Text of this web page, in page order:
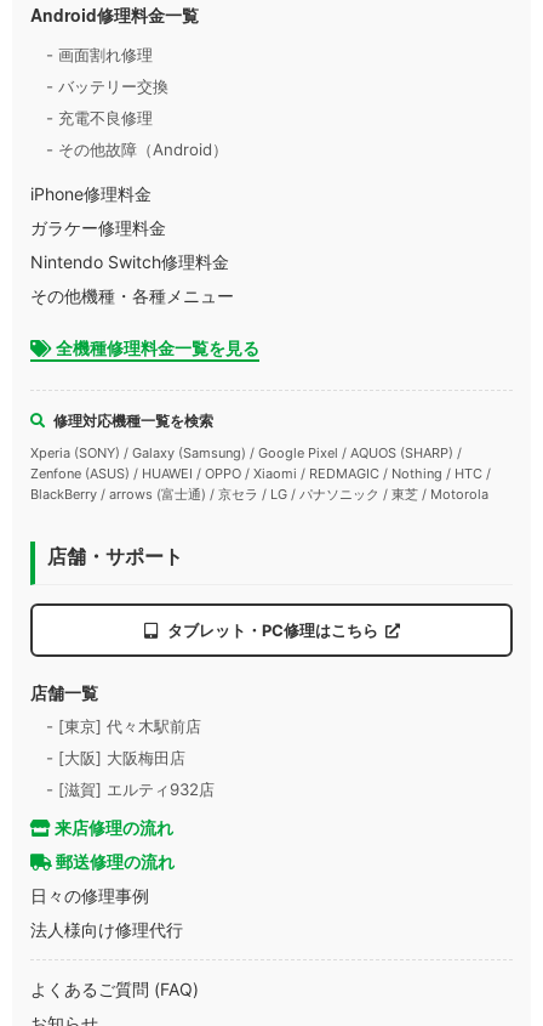
Android修理料金一覧
- 画面割れ修理
- バッテリー交換
- 充電不良修理
- その他故障（Android）
iPhone修理料金
ガラケー修理料金
Nintendo Switch修理料金
その他機種・各種メニュー
全機種修理料金一覧を見る
修理対応機種一覧を検索
Xperia (SONY) / Galaxy (Samsung) / Google Pixel / AQUOS (SHARP) /
Zenfone (ASUS) / HUAWEI / OPPO / Xiaomi / REDMAGIC / Nothing / HTC /
BlackBerry / arrows (富士通) / 京セラ / LG / パナソニック / 東芝 / Motorola
店舗・サポート
タブレット・PC修理はこちら
店舗一覧
- [東京] 代々木駅前店
- [大阪] 大阪梅田店
- [滋賀] エルティ932店
来店修理の流れ
郵送修理の流れ
日々の修理事例
法人様向け修理代行
よくあるご質問 (FAQ)